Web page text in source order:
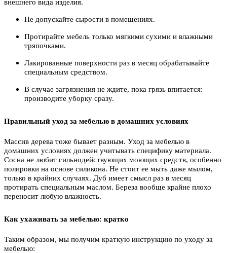
внешнего вида изделия.
Не допускайте сырости в помещениях.
Протирайте мебель только мягкими сухими и влажными
тряпочками.
Лакированные поверхности раз в месяц обрабатывайте
специальным средством.
В случае загрязнения не ждите, пока грязь впитается:
производите уборку сразу.
Правильный уход за мебелью в домашних условиях
Массив дерева тоже бывает разным. Уход за мебелью в
домашних условиях должен учитывать специфику материала.
Сосна не любит сильнодействующих моющих средств, особенно
полировки на основе силикона. Не стоит ее мыть даже мылом,
только в крайних случаях. Дуб имеет смысл раз в месяц
протирать специальным маслом. Береза вообще крайне плохо
переносит любую влажность.
Как ухаживать за мебелью: кратко
Таким образом, мы получим краткую инструкцию по уходу за
мебелью: